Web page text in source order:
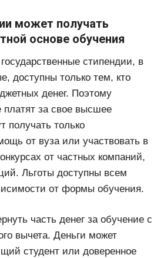
может получать
основе обучения
стипендии, в
доступны только тем, кто
денег. Поэтому
платят за свое высшее
получать только
от вуза или участвовать в
от частных компаний,
Льготы доступны всем
от формы обучения.
часть денег за обучение с
вычета. Деньги может
студент или доверенное